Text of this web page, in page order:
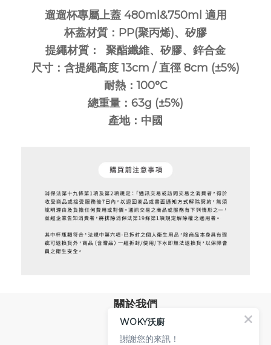
遛遛杯專屬上蓋 480ml&750ml 適用
杯蓋材質：PP(聚丙烯)、矽膠
提繩材質： 聚酯纖維、矽膠、鋅合金
尺寸：含提繩高度 13cm / 直徑 8cm (±5%)
耐熱：100°C
總重量：63g (±5%)
產地：中國
關於我們
品牌故事
專業技術
WOKY沃廚
謝謝您的來訊！